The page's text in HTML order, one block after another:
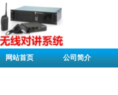
网站首页 公司简介